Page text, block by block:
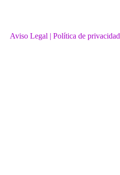
Aviso Legal | Política de privacidad